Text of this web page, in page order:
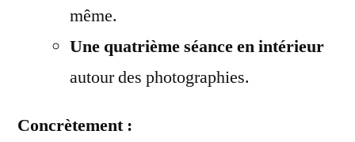
même.
Une quatrième séance en intérieur
autour des photographies.
Concrètement :